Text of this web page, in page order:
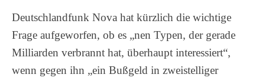
Deutschlandfunk Nova hat kürzlich die wichtige
Frage aufgeworfen, ob es „nen Typen, der gerade
Milliarden verbrannt hat, überhaupt interessiert“,
wenn gegen ihn „ein Bußgeld in zweistelliger